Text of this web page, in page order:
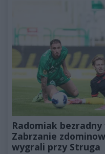
Radomiak
Zabrzanie
wygrali przy Struga